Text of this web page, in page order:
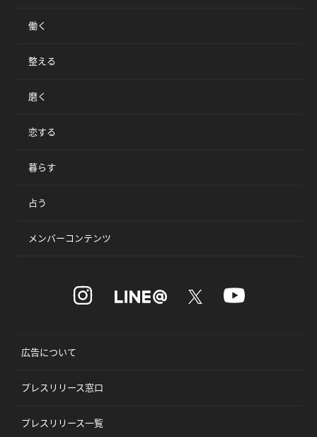
働く
整える
磨く
恋する
暮らす
占う
メンバーコンテンツ
広告について
プレスリリース窓口
プレスリリース一覧